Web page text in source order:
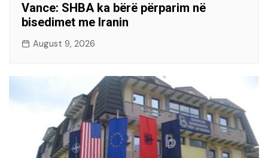
Vance: SHBA ka bërë përparim në
bisedimet me Iranin
August 9, 2026